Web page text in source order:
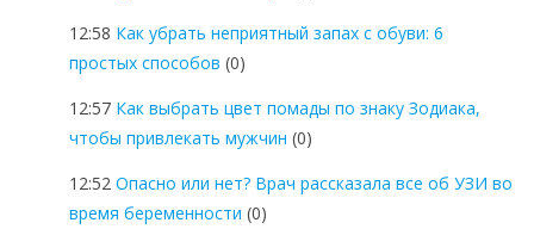
12:58 Как убрать неприятный запах с обуви: 6
простых способов (0)
12:57 Как выбрать цвет помады по знаку Зодиака,
чтобы привлекать мужчин (0)
12:52 Опасно или нет? Врач рассказала все об УЗИ во
время беременности (0)